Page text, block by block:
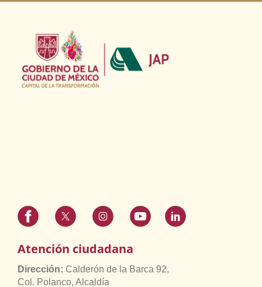
Atención ciudadana
Dirección: Calderón de la Barca 92,
Col. Polanco, Alcaldía